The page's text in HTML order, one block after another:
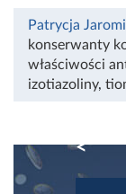
Patrycja
konserwanty
właściwości
izotiazoliny,